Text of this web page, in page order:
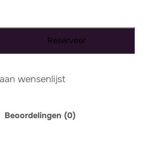
Reserveer
wensenlijst
Beoordelingen (0)